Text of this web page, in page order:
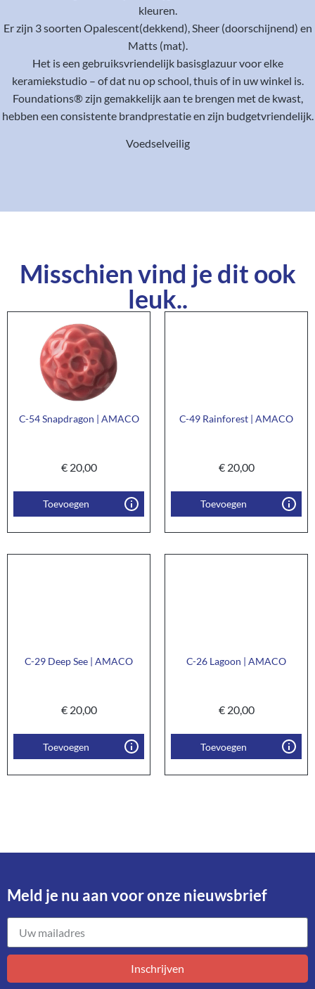
kleuren.
Er zijn 3 soorten Opalescent(dekkend), Sheer (doorschijnend) en
Matts (mat).
Het is een gebruiksvriendelijk basisglazuur voor elke
keramiekstudio – of dat nu op school, thuis of in uw winkel is.
Foundations® zijn gemakkelijk aan te brengen met de kwast,
hebben een consistente brandprestatie en zijn budgetvriendelijk.
Voedselveilig
Misschien vind je dit ook
leuk..
C-54 Snapdragon | AMACO
€20,00
Toevoegen
C-49 Rainforest | AMACO
€20,00
Toevoegen
C-29 Deep See | AMACO
€20,00
Toevoegen
C-26 Lagoon | AMACO
€20,00
Toevoegen
Meld je nu aan voor onze nieuwsbrief​
Inschrijven